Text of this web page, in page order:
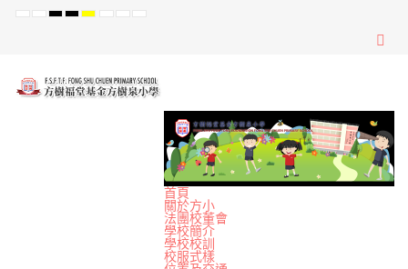
Default
NightHighHighHighSetSetSet
首頁
關於方小
法團校董會
學校簡介
學校校訓
校服式樣